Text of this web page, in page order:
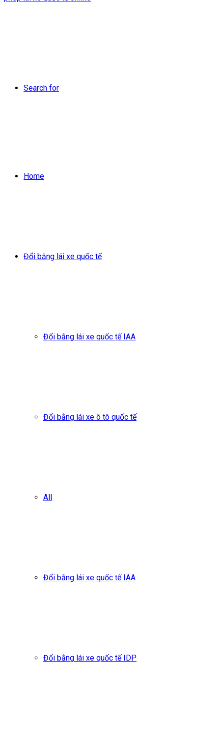
Search for
Home
Đổi bằng lái xe quốc tế
Đổi bằng lái xe quốc tế IAA
Đổi bằng lái xe ô tô quốc tế
All
Đổi bằng lái xe quốc tế IAA
Đổi bằng lái xe quốc tế IDP